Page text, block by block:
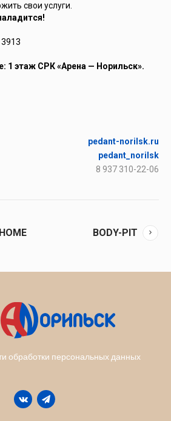
свои услуги.
1 этаж СРК «Арена — Норильск».
pedant-norilsk.ru
pedant_norilsk
8 937 310-22-06
BODY-PIT
обработки персональных данных